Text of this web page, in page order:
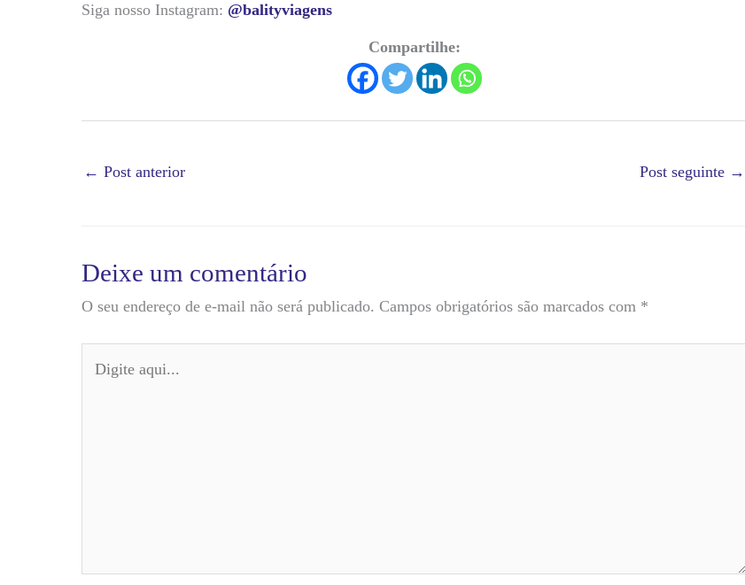
Siga nosso Instagram: @balityviagens
Compartilhe:
← Post anterior Post seguinte →
Deixe um comentário
O seu endereço de e-mail não será publicado. Campos obrigatórios são marcados com *
aqui...